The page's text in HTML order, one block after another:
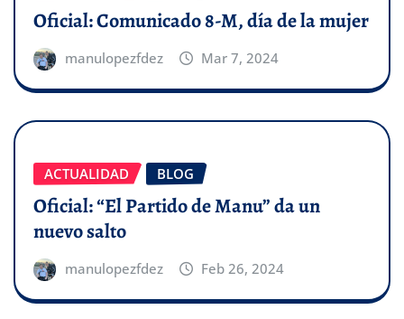
Oficial: Comunicado 8-M, día de la mujer
manulopezfdez Mar 7, 2024
ACTUALIDAD BLOG
Oficial: “El Partido de Manu” da un
nuevo salto
manulopezfdez Feb 26, 2024